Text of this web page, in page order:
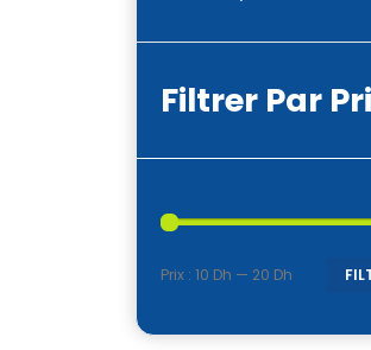
Filtrer Par
Prix : 10 Dh — 20 Dh